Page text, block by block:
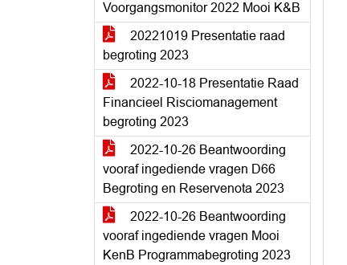
Voorgangsmonitor 2022 Mooi K&B
20221019 Presentatie raad
begroting 2023
2022-10-18 Presentatie Raad
Financieel Risciomanagement
begroting 2023
2022-10-26 Beantwoording
vooraf ingediende vragen D66
Begroting en Reservenota 2023
2022-10-26 Beantwoording
vooraf ingediende vragen Mooi
KenB Programmabegroting 2023